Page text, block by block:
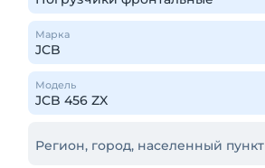
Марка
Модель
Регион, город, населенный пункт